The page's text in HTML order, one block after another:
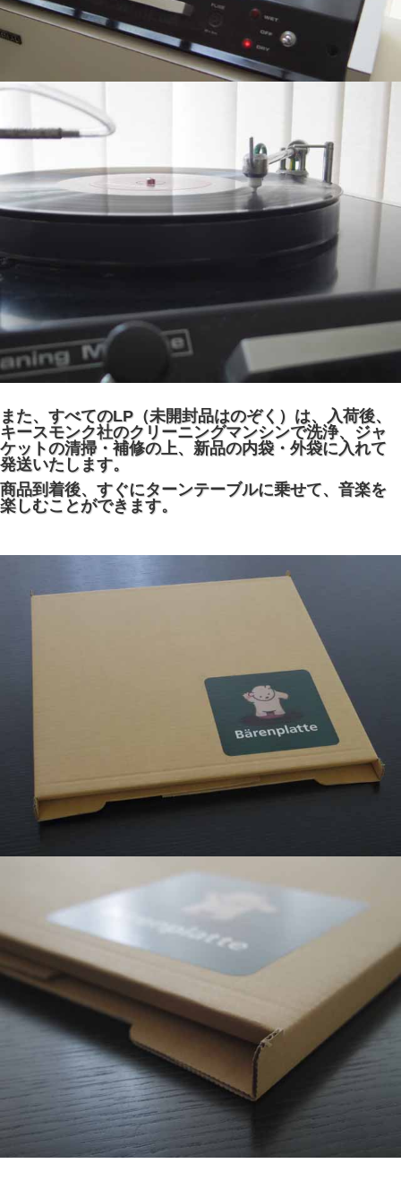
また、すべてのLP（未開封品はのぞく）は、入荷後、
キースモンク社のクリーニングマンシンで洗浄、ジャ
ケットの清掃・補修の上、新品の内袋・外袋に入れて
発送いたします。
商品到着後、すぐにターンテーブルに乗せて、音楽を
楽しむことができます。